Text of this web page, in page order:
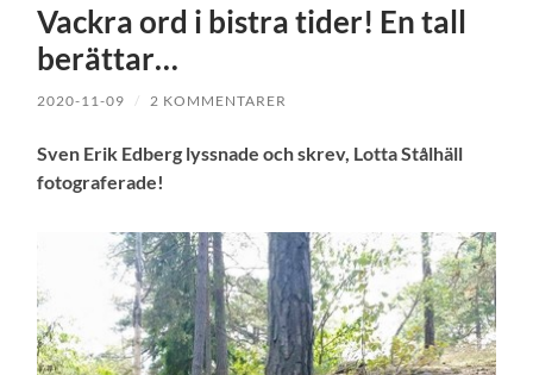
Vackra ord i bistra tider! En tall
berättar…
2020-11-09 / 2 KOMMENTARER
Sven Erik Edberg lyssnade och skrev, Lotta Stålhäll
fotograferade!